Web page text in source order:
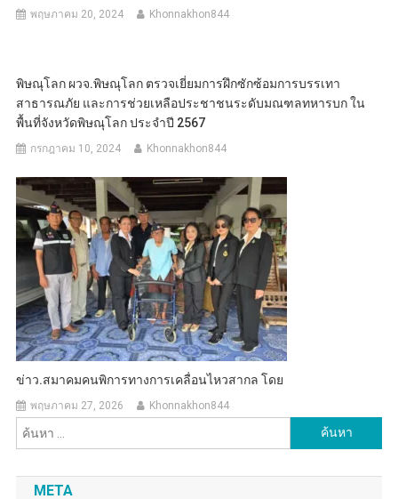
พฤษภาคม 20, 2024 Khonnakhon844
พิษณุโลก ผวจ.พิษณุโลก ตรวจเยี่ยมการฝึกซักซ้อมการบรรเทา
สาธารณภัย และการช่วยเหลือประชาชนระดับมณฑลทหารบก ใน
พื้นที่จังหวัดพิษณุโลก ประจำปี 2567
กรกฎาคม 10, 2024 Khonnakhon844
ข่าว.สมาคมคนพิการทางการเคลื่อนไหวสากล โดย
พฤษภาคม 27, 2026 Khonnakhon844
สำหรับ:
META